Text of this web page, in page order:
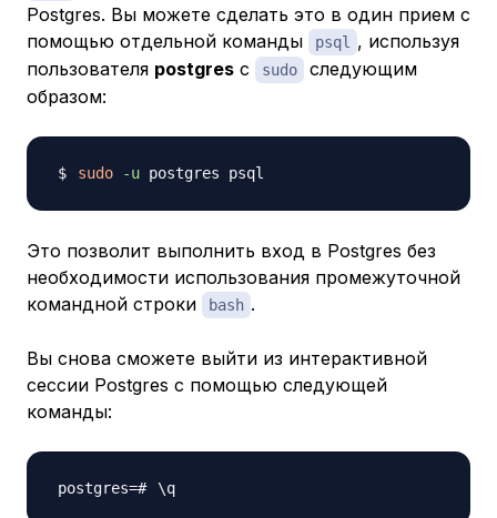
Postgres. Вы можете сделать это в один прием с
помощью отдельной команды
psql , используя
пользователя postgres с sudo
следующим
образом:
sudo -u
Это позволит выполнить вход в Postgres без
необходимости использования промежуточной
командной строки
bash .
Вы снова сможете выйти из интерактивной
сессии Postgres с помощью следующей
команды:
\